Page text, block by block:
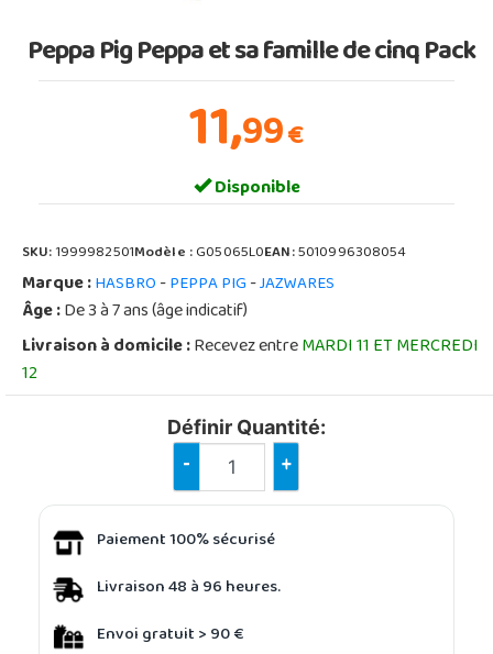
Peppa Pig Peppa et sa famille de cinq Pack
11,99€
Disponible
SKU:1999982501Modèle :G05065L0EAN:5010996308054
Marque :HASBRO-PEPPA PIG-JAZWARES
Âge :De 3 à 7 ans (âge indicatif)
Livraison à domicile :Recevez entreMARDI 11 ET MERCREDI
12
Définir Quantité:
- +
Paiement 100% sécurisé
Livraison 48 à 96 heures.
Envoi gratuit > 90 €